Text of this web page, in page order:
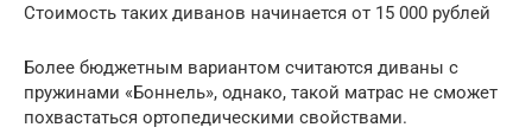
Стоимость таких диванов начинается от 15 000 рублей
Более бюджетным вариантом считаются диваны с
пружинами «Боннель», однако, такой матрас не сможет
похвастаться ортопедическими свойствами.